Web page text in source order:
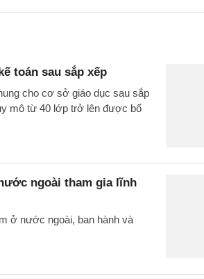
toán sau sắp xếp
cho cơ sở giáo dục sau sắp
mô từ 40 lớp trở lên được bố
ngoài tham gia lĩnh
ở nước ngoài, ban hành và